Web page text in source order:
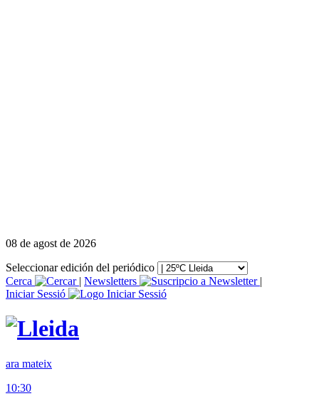
08 de agost de 2026
Seleccionar edición del periódico
Cerca
| Newsletters
|
Iniciar Sessió
ara mateix
10:30